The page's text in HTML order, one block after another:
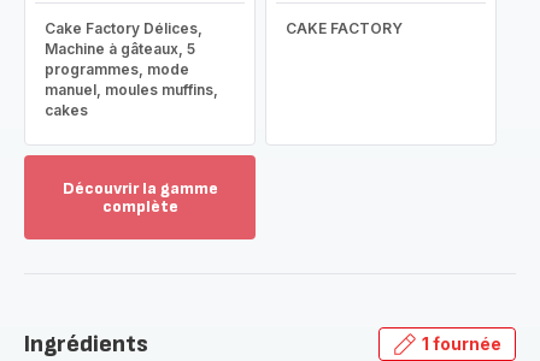
Cake Factory Délices,
Machine à gâteaux, 5
programmes, mode
manuel, moules muffins,
cakes
CAKE FACTORY
Découvrir la gamme
complète
gamme
Ingrédients 1 fournée